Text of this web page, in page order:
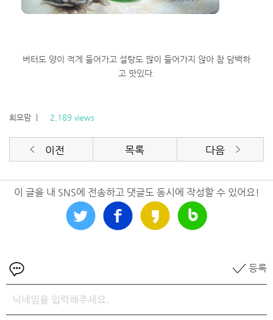
버터도 양이 적게 들어가고 설탕도 많이 들어가지 않아 참 담백하
고 맛있다.
희모맘 2,189 views
이전 목록 다음
이 글을 내 SNS에 전송하고 댓글도 동시에 작성할 수 있어요!
등록